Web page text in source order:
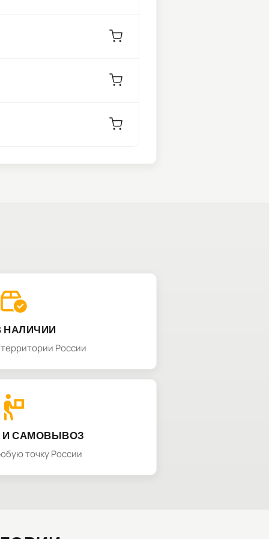
НАЛИЧИИ
территории России
И САМОВЫВОЗ
точку России